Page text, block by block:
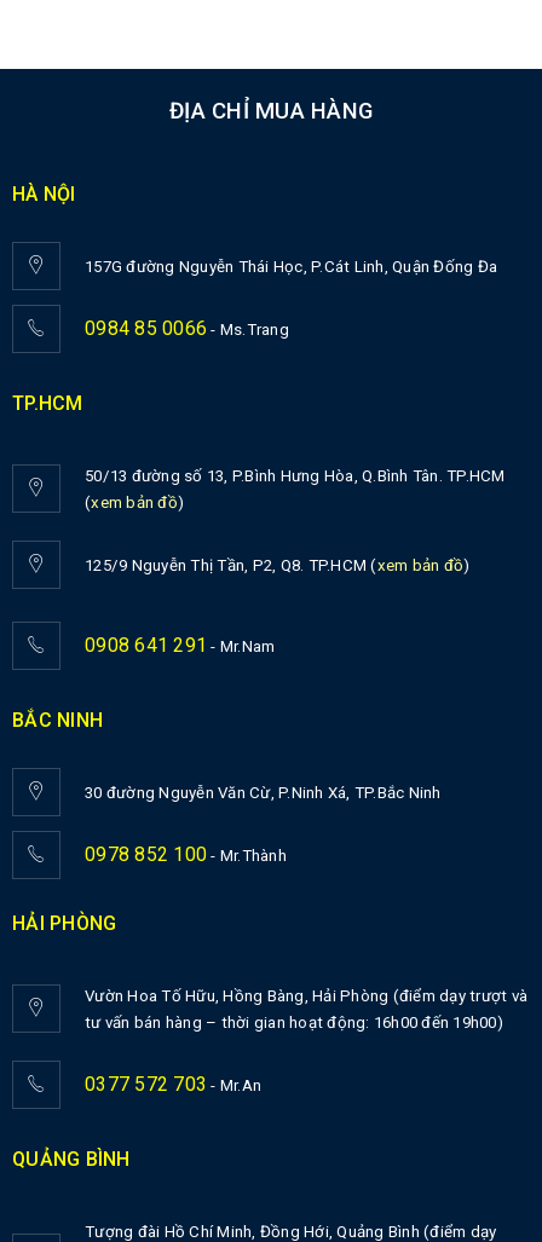
ĐỊA CHỈ MUA HÀNG
HÀ NỘI
157G đường Nguyễn Thái Học, P.Cát Linh, Quận Đống Đa
0984 85 0066 - Ms.Trang
TP.HCM
50/13 đường số 13, P.Bình Hưng Hòa, Q.Bình Tân. TP.HCM
(xem bản đồ)
125/9 Nguyễn Thị Tần, P2, Q8. TP.HCM (xem bản đồ)
0908 641 291 - Mr.Nam
BẮC NINH
30 đường Nguyễn Văn Cừ, P.Ninh Xá, TP.Bắc Ninh
0978 852 100 - Mr.Thành
HẢI PHÒNG
Vườn Hoa Tố Hữu, Hồng Bàng, Hải Phòng (điểm dạy trượt và
tư vấn bán hàng – thời gian hoạt động: 16h00 đến 19h00)
0377 572 703 - Mr.An
QUẢNG BÌNH
Tượng đài Hồ Chí Minh, Đồng Hới, Quảng Bình (điểm dạy